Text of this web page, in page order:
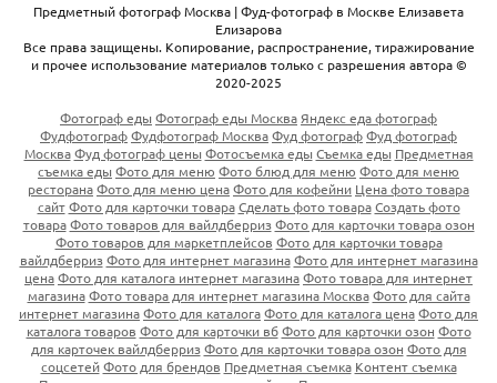
Предметный фотограф Москва | Фуд-фотограф в Москве Елизавета
Елизарова
Все права защищены. Копирование, распространение, тиражирование
и прочее использование материалов только с разрешения автора ©
2020-2025
Фотограф еды Фотограф еды МоскваЯндекс еда фотограф
ФудфотографФудфотограф МоскваФуд фотографФуд фотограф
Москва Фуд фотограф цены Фотосъемка еды Съемка еды Предметная
съемка еды Фото для меню Фото блюд для меню Фото для меню
ресторанаФото для меню ценаФото для кофейни Цена фото товара
сайт Фото для карточки товара Сделать фото товара Создать фото
товара Фото товаров для вайлдберриз Фото для карточки товара озон
Фото товаров для маркетплейсов Фото для карточки товара
вайлдберриз Фото для интернет магазина Фото для интернет магазина
ценаФото для каталога интернет магазинаФото товара для интернет
магазина Фото товара для интернет магазина Москва Фото для сайта
интернет магазинаФото для каталогаФото для каталога ценаФото для
каталога товаров Фото для карточки вб Фото для карточки озон Фото
для карточек вайлдберриз Фото для карточки товара озон Фото для
соцсетей Фото для брендов Предметная съемка Контент съемка